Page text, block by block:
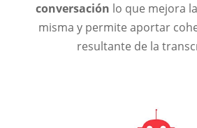
conversación lo que mejora
misma y permite aportar
resultante de la